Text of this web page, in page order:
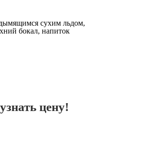
сухим льдом,
бокал, напиток
цену!